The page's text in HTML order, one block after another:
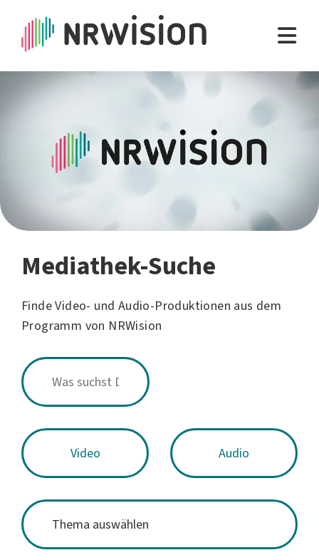
Mediathek-Suche
Finde Video- und Audio-Produktionen aus dem
Programm von NRWision
Video Audio